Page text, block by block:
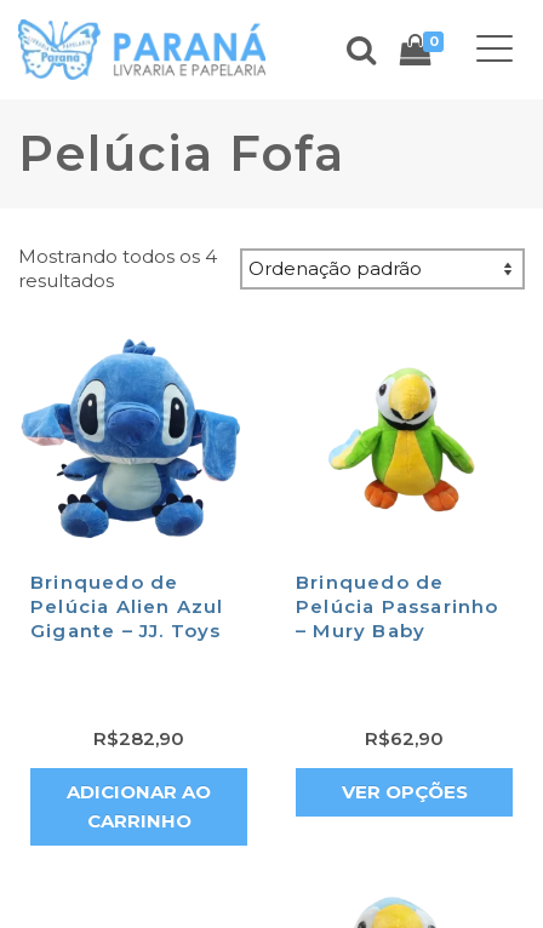
0
Pelúcia Fofa
Mostrando todos os 4
resultados
Brinquedo de
Pelúcia Alien Azul
Gigante – JJ. Toys
R$282,90
ADICIONAR AO
CARRINHO
Brinquedo de
Pelúcia Passarinho
– Mury Baby
R$62,90
VER OPÇÕES